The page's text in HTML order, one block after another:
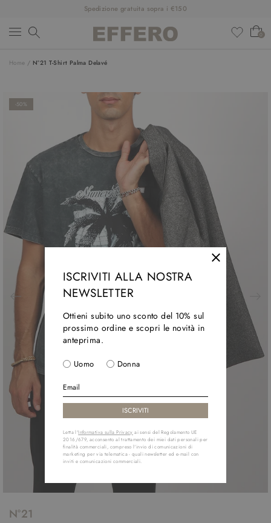
Spedizione gratuita sopra i €150
0
ABBIGLIAMENTO
ACCESSORI
DESIGNER
SALDI
ISCRIVITI ALLA NOSTRA
NEWSLETTER
Ottieni subito uno sconto del 10% sul
prossimo ordine e scopri le novità in
anteprima.
Uomo Donna
Letta l'Informativa sulla Privacy ai sensi del Regolamento UE
2016/679, acconsento al trattamento dei miei dati personali per
finalità commerciali, compreso l'invio di comunicazioni di
marketing per via telematica - quali newsletter ed e-mail con
inviti e comunicazioni commerciali.
Home / N°21 T-Shirt Palma Delavé
-50%
N°21